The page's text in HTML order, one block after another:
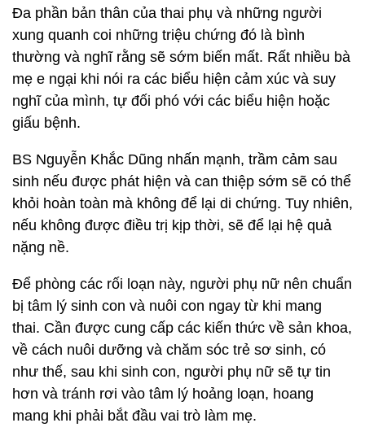
Đa phần bản thân của thai phụ và những người
xung quanh coi những triệu chứng đó là bình
thường và nghĩ rằng sẽ sớm biến mất. Rất nhiều bà
mẹ e ngại khi nói ra các biểu hiện cảm xúc và suy
nghĩ của mình, tự đối phó với các biểu hiện hoặc
giấu bệnh.
BS Nguyễn Khắc Dũng nhấn mạnh, trầm cảm sau
sinh nếu được phát hiện và can thiệp sớm sẽ có thể
khỏi hoàn toàn mà không để lại di chứng. Tuy nhiên,
nếu không được điều trị kịp thời, sẽ để lại hệ quả
nặng nề.
Để phòng các rối loạn này, người phụ nữ nên chuẩn
bị tâm lý sinh con và nuôi con ngay từ khi mang
thai. Cần được cung cấp các kiến thức về sản khoa,
về cách nuôi dưỡng và chăm sóc trẻ sơ sinh, có
như thế, sau khi sinh con, người phụ nữ sẽ tự tin
hơn và tránh rơi vào tâm lý hoảng loạn, hoang
mang khi phải bắt đầu vai trò làm mẹ.